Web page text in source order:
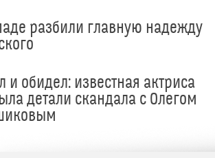
разбили главную надежду
и обидел: известная актриса
детали скандала с Олегом